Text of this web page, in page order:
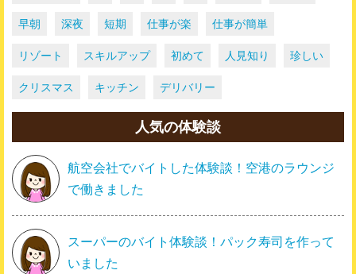
早朝 深夜 短期 仕事が楽 仕事が簡単
リゾート スキルアップ 初めて 人見知り 珍しい
クリスマス キッチン デリバリー
人気の体験談
航空会社でバイトした体験談！空港のラウンジ
で働きました
スーパーのバイト体験談！パック寿司を作って
いました